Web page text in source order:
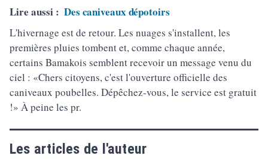
Lire aussi : Des caniveaux dépotoirs
L'hivernage est de retour. Les nuages s'installent, les
premières pluies tombent et, comme chaque année,
certains Bamakois semblent recevoir un message venu du
ciel : «Chers citoyens, c'est l'ouverture officielle des
caniveaux poubelles. Dépêchez-vous, le service est gratuit
!» À peine les pr.
Les articles de l'auteur